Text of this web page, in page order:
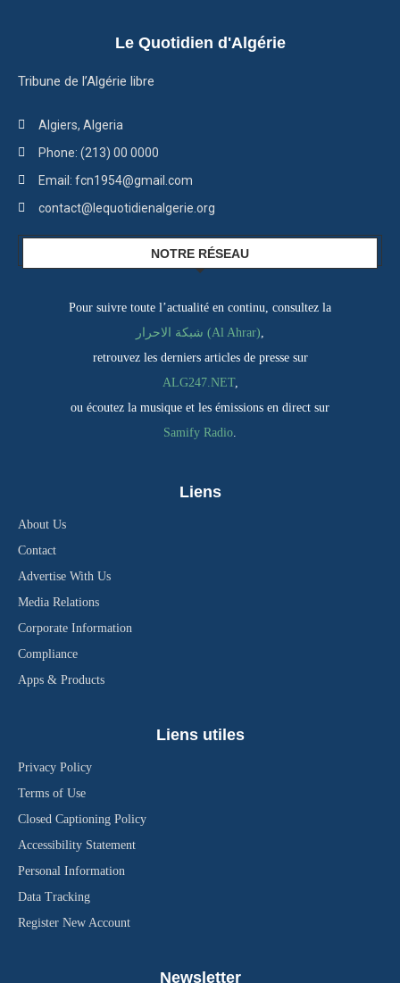
Le Quotidien d'Algérie
Tribune de l’Algérie libre
Algiers, Algeria
Phone: (213) 00 0000
Email: fcn1954@gmail.com
contact@lequotidienalgerie.org
NOTRE RÉSEAU
Pour suivre toute l’actualité en continu, consultez la
شبكة الاحرار (Al Ahrar),
retrouvez les derniers articles de presse sur
ALG247.NET,
ou écoutez la musique et les émissions en direct sur
Samify Radio.
Liens
About Us
Contact
Advertise With Us
Media Relations
Corporate Information
Compliance
Apps & Products
Liens utiles
Privacy Policy
Terms of Use
Closed Captioning Policy
Accessibility Statement
Personal Information
Data Tracking
Register New Account
Newsletter